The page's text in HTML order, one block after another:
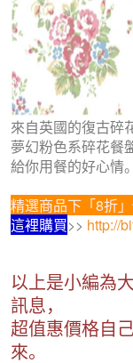
來自英國的復古碎
夢幻粉色系碎花餐
給你用餐的好心情。
精選商品下「8折」
這裡購買>> http://
以上是小編為
訊息，
超值惠價格自
來。